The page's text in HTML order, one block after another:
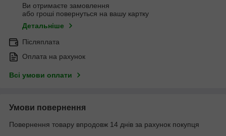
Ви отримаєте замовлення
або гроші повернуться на вашу картку
Детальніше
Післяплата
Оплата на рахунок
Всі умови оплати
Умови повернення
Повернення товару впродовж 14 днів за рахунок покупця